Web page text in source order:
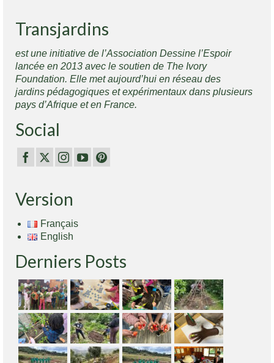
Transjardins
est une initiative de l’Association Dessine l’Espoir
lancée en 2013 avec le soutien de The Ivory
Foundation. Elle met aujourd’hui en réseau des
jardins pédagogiques et expérimentaux dans plusieurs
pays d’Afrique et en France.
Social
Version
Français
English
Derniers Posts